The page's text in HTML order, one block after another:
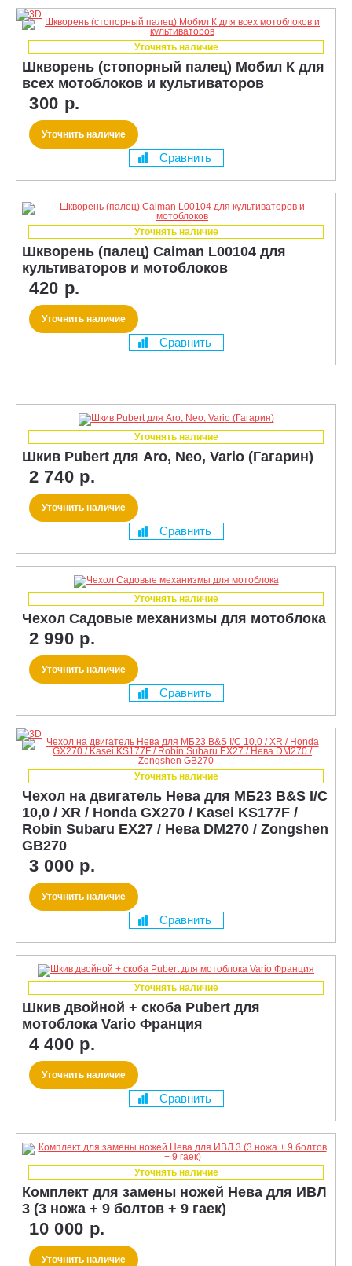
Уточнять наличие
Шкворень (стопорный палец) Мобил К для
всех мотоблоков и культиваторов
300 р.
Уточнить наличие
Сравнить
Уточнять наличие
Шкворень (палец) Caiman L00104 для
культиваторов и мотоблоков
420 р.
Уточнить наличие
Сравнить
Уточнять наличие
Шкив Pubert для Aro, Neo, Vario (Гагарин)
2 740 р.
Уточнить наличие
Сравнить
Уточнять наличие
Чехол Садовые механизмы для мотоблока
2 990 р.
Уточнить наличие
Сравнить
Уточнять наличие
Чехол на двигатель Нева для МБ23 B&S I/C
10,0 / XR / Honda GX270 / Kasei KS177F /
Robin Subaru EX27 / Нева DM270 / Zongshen
GB270
3 000 р.
Уточнить наличие
Сравнить
Уточнять наличие
Шкив двойной + скоба Pubert для
мотоблока Vario Франция
4 400 р.
Уточнить наличие
Сравнить
Уточнять наличие
Комплект для замены ножей Нева для ИВЛ
3 (3 ножа + 9 болтов + 9 гаек)
10 000 р.
Уточнить наличие